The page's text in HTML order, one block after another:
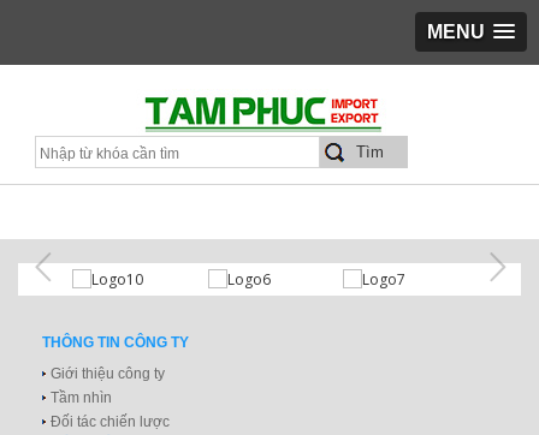
MENU
THÔNG TIN CÔNG TY
Giới thiệu công ty
Tầm nhìn
Đối tác chiến lược